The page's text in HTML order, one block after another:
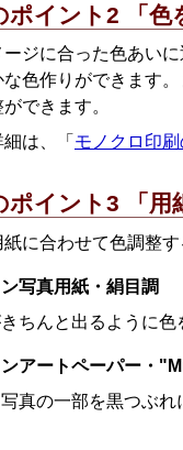
ポイント2 「色
ジに合った色あいに
色作りができます。
できます。
は、「 モノクロ印
ポイント3 「用
に合わせて色調整
写真用紙・絹目調
ちんと出るように色
ンアートペーパー・
真の一部を黒つぶ